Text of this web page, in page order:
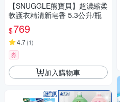
【SNUGGLE熊寶貝】超濃縮柔
軟護衣精清新皂香 5.3公升/瓶
$769
4.7(1)
券
加入購物車